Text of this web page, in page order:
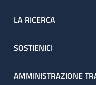
LA RICERCA
SOSTIENICI
AMMINISTRAZIONE